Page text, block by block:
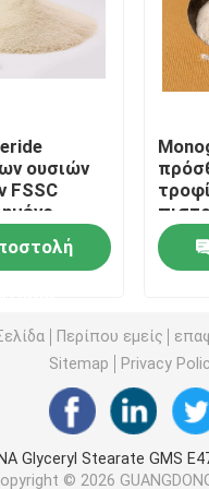
γαλακτωματοποιητές
Monoglyceride
diglycerides
γλυκερίνης
ουσιών
FSSC
μη
Περίπου εμείς
Sitemap
Privacy
Glyceryl Stearate GMS
© 2026